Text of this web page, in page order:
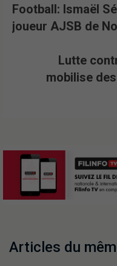
Football: Ismaël
joueur AJSB de
Lutte
mobilise
Articles du